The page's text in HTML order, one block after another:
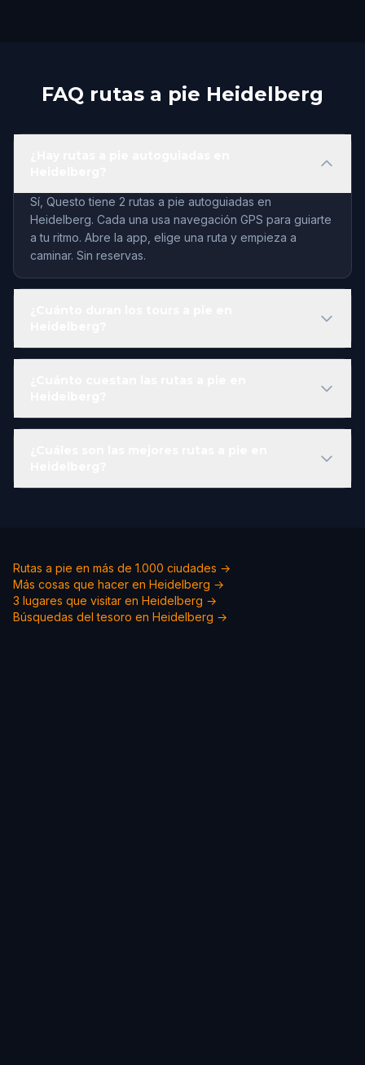
FAQ rutas a pie Heidelberg
Sí, Questo tiene 2 rutas a pie autoguiadas en
Heidelberg. Cada una usa navegación GPS para guiarte
a tu ritmo. Abre la app, elige una ruta y empieza a
caminar. Sin reservas.
Rutas a pie en más de 1.000 ciudades →
Más cosas que hacer en Heidelberg →
3 lugares que visitar en Heidelberg →
Búsquedas del tesoro en Heidelberg →